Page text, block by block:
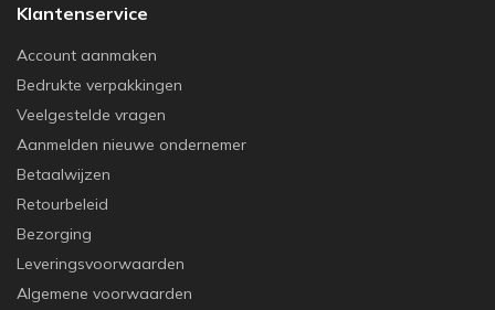
Klantenservice
Account aanmaken
Bedrukte verpakkingen
Veelgestelde vragen
Aanmelden nieuwe ondernemer
Betaalwijzen
Retourbeleid
Bezorging
Leveringsvoorwaarden
Algemene voorwaarden